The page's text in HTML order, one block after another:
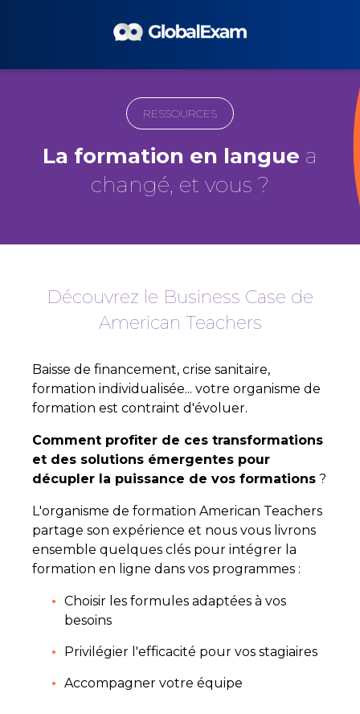
RESSOURCES
La formation en langue a
changé, et vous ?
Découvrez le Business Case de
American Teachers
Baisse de financement, crise sanitaire,
formation individualisée... votre organisme de
formation est contraint d'évoluer.
Comment profiter de ces transformations
et des solutions émergentes pour
décupler la puissance de vos formations ?
L'organisme de formation American Teachers
partage son expérience et nous vous livrons
ensemble quelques clés pour intégrer la
formation en ligne dans vos programmes :
Choisir les formules adaptées à vos
besoins
Privilégier l'efficacité pour vos stagiaires
Accompagner votre équipe